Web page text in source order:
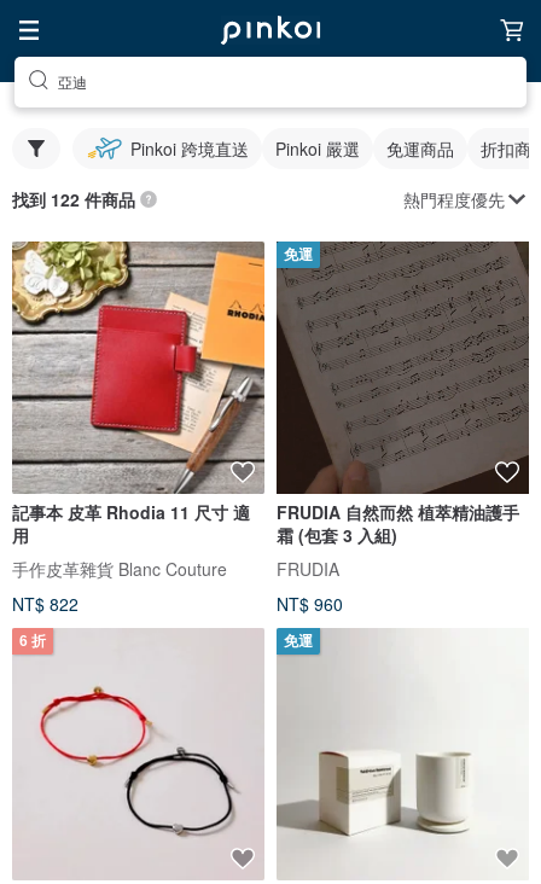
亞迪
Pinkoi 跨境直送 Pinkoi 嚴選 免運商品 折扣商
找到 122 件商品 熱門程度優先
記事本 皮革 Rhodia 11 尺寸 適
用
手作皮革雜貨 Blanc Couture
NT$ 822
免運
FRUDIA 自然而然 植萃精油護手
霜 (包套 3 入組)
FRUDIA
NT$ 960
6 折 免運